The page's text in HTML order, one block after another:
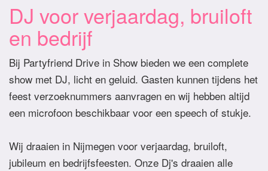
DJ voor verjaardag, bruiloft
en bedrijf
Bij Partyfriend Drive in Show bieden we een complete
show met DJ, licht en geluid. Gasten kunnen tijdens het
feest verzoeknummers aanvragen en wij hebben altijd
een microfoon beschikbaar voor een speech of stukje.
Wij draaien in Nijmegen voor verjaardag, bruiloft,
jubileum en bedrijfsfeesten. Onze Dj's draaien alle